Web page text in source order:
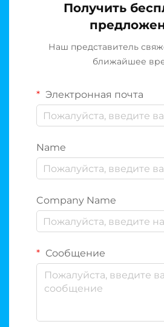
Получить
Наш представитель
ближайшее
Электронная почта
Name
Company Name
Сообщение